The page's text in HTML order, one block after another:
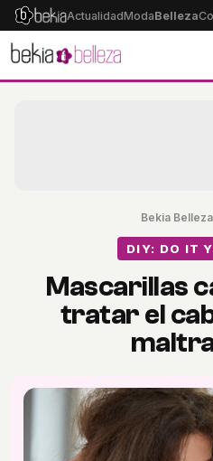
ActualidadModaBelleza
Bekia Belleza
DIY: DO IT
Mascarillas
tratar el